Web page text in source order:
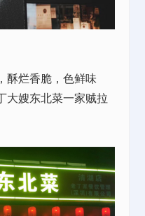
酥烂香脆，色鲜味
大嫂东北菜一家贼拉